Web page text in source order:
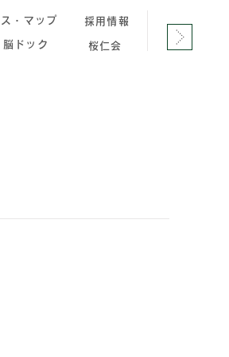
・マップ
脳ドック
採用情報
桜仁会